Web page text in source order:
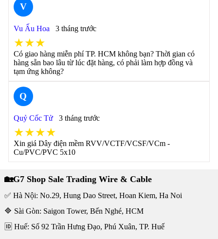
V
Vu Ấu Hoa 3 tháng trước
★★★
Có giao hàng miễn phí TP. HCM không bạn? Thời gian có
hàng sẵn bao lâu từ lúc đặt hàng, có phải làm hợp đồng và
tạm ứng không?
Q
Quỷ Cốc Tử 3 tháng trước
★★★★
Xin giá Dây điện mềm RVV/VCTF/VCSF/VCm -
Cu/PVC/PVC 5x10
🏡G7 Shop Sale Trading Wire & Cable
✅ Hà Nội: No.29, Hung Dao Street, Hoan Kiem, Ha Noi
🔷 Sài Gòn: Saigon Tower, Bến Nghé, HCM
🆔 Huế: Số 92 Trần Hưng Đạo, Phú Xuân, TP. Huế